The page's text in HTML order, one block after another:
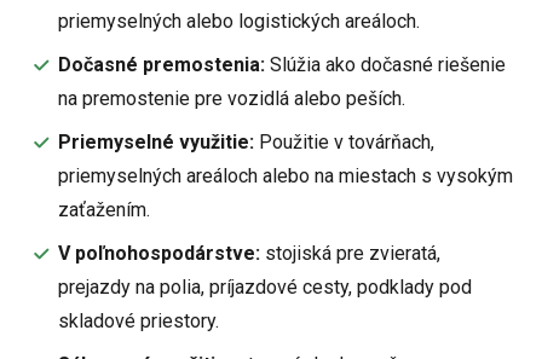
priemyselných alebo logistických areáloch.
Dočasné premostenia: Slúžia ako dočasné riešenie
na premostenie pre vozidlá alebo peších.
Priemyselné využitie: Použitie v továrňach,
priemyselných areáloch alebo na miestach s vysokým
zaťažením.
V poľnohospodárstve: stojiská pre zvieratá,
prejazdy na polia, príjazdové cesty, podklady pod
skladové priestory.